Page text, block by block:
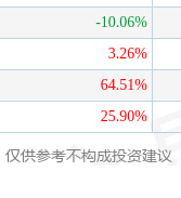
-0.24%